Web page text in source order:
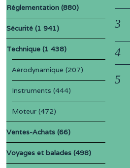
Réglementation (880)
Sécurité (1 941)
Technique (1 438)
Aérodynamique (207)
Instruments (444)
Moteur (472)
Ventes-Achats (66)
Voyages et balades (498)